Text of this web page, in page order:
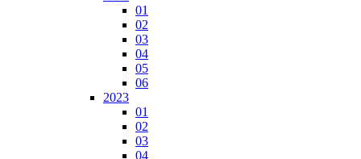
01
02
03
04
05
06
2023
01
02
03
04